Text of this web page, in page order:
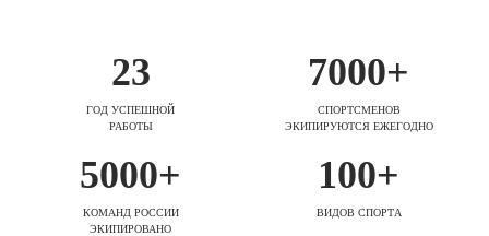
23
ГОД УСПЕШНОЙ
РАБОТЫ
7000+
СПОРТСМЕНОВ
ЭКИПИРУЮТСЯ ЕЖЕГОДНО
5000+
КОМАНД РОССИИ
ЭКИПИРОВАНО
100+
ВИДОВ СПОРТА